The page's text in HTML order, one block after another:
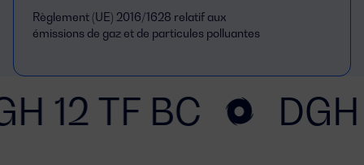
Règlement (UE) 2016/1628 relatif aux
émissions de gaz et de particules polluantes
12 TF BC